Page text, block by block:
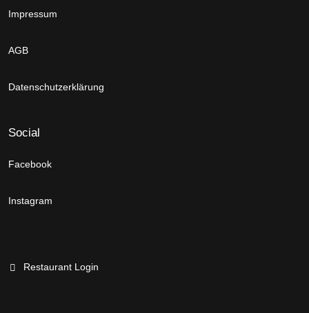
Impressum
AGB
Datenschutzerklärung
Social
Facebook
Instagram
Restaurant Login